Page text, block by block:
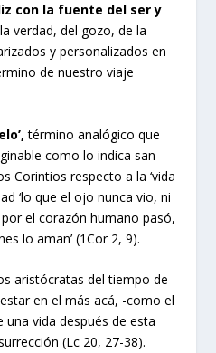
con la fuente del ser y
verdad, del gozo, de la
y personalizados en
de nuestro viaje
término analógico que
como lo indica san
Corintios respecto a la ‘vida
‘lo que el ojo nunca vio, ni
el corazón humano pasó,
lo aman’ (1Cor 2, 9).
aristócratas del tiempo de
en el más acá, -como el
vida después de esta
(Lc 20, 27-38).